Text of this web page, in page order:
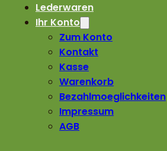
Lederwaren
Ihr Konto
Zum Konto
Kontakt
Kasse
Warenkorb
Bezahlmoeglichkeiten
Impressum
AGB